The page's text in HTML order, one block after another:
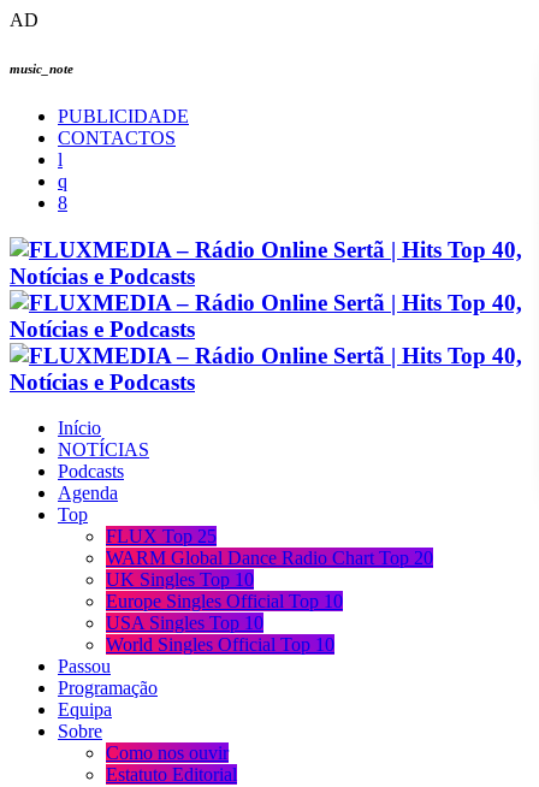
AD
music_note
PUBLICIDADE
CONTACTOS
Início
NOTÍCIAS
Podcasts
Agenda
Top
FLUX Top 25
WARM Global Dance Radio Chart Top 20
UK Singles Top 10
Europe Singles Official Top 10
USA Singles Top 10
World Singles Official Top 10
Passou
Programação
Equipa
Sobre
Como nos ouvir
Estatuto Editorial